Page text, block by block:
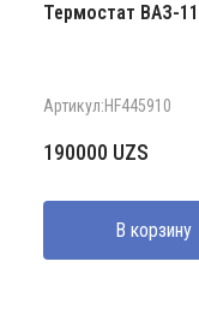
Термостат ВАЗ-
Артикул:HF445910
190000 UZS
В корзину